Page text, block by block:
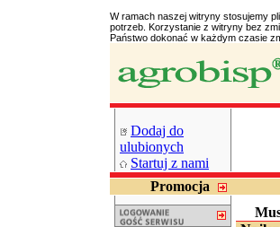
W ramach naszej witryny stosujemy
potrzeb. Korzystanie z witryny bez
Państwo dokonać w każdym czasie
Dodaj do
ulubionych
Startuj z nami
Promocja